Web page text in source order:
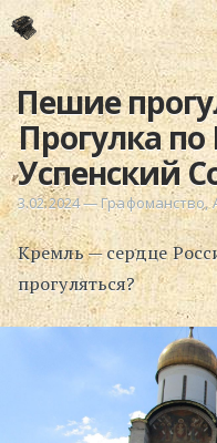
Пешие
Прогулка
Успенский
3.02.2024— Графоманство,
Кремль — сердце
прогуляться?